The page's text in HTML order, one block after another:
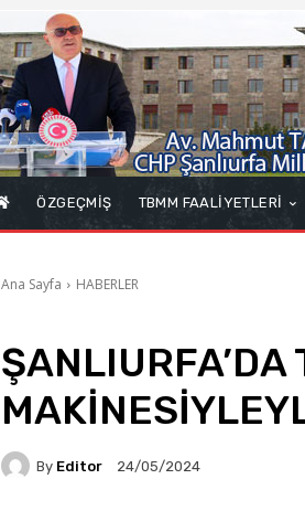
ÖZGEÇMİŞ TBMM FAALİYETLERİ
Ana Sayfa HABERLER
By Editor 24/05/2024